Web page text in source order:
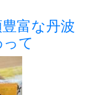
富な丹波
て